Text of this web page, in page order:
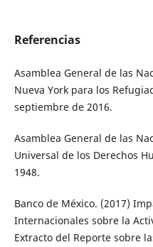
Referencias
Asamblea General de las
Nueva York para los
septiembre de 2016.
Asamblea General de las
Universal de los Derechos
1948.
Banco de México. (2017)
Internacionales sobre la
Extracto del Reporte sobre